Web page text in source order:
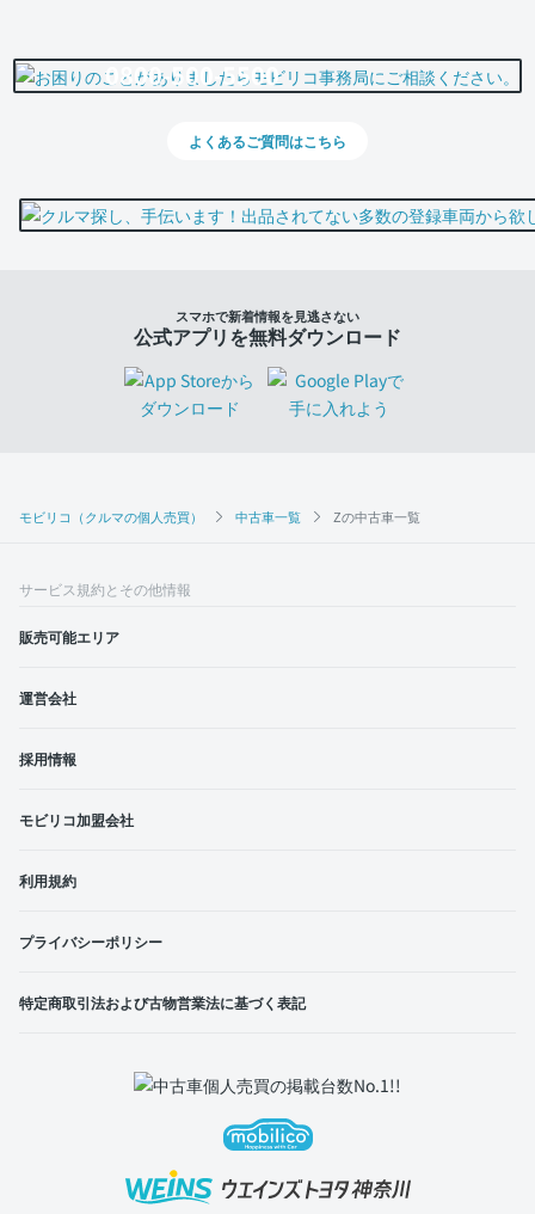
モビリコ（クルマの個人売買） 中古車一覧 Zの中古車一覧
0800-500-5500
よくあるご質問はこちら
スマホで新着情報を見逃さない
公式アプリを無料ダウンロード
サービス規約とその他情報
販売可能エリア
運営会社
採用情報
モビリコ加盟会社
利用規約
プライバシーポリシー
特定商取引法および古物営業法に基づく表記